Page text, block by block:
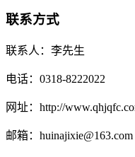
联系方式
联系人：李先生
电话：0318-8222022
网址：http://
邮箱：huinajixie@163.com